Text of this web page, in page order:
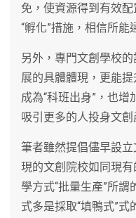
免，使資源得到有效
“孵化”措施，相信所能
另外，專門文創學校
展的具體體現，更能
成為“科班出身”，也
吸引更多的人投身文
筆者雖然提倡儘早設
現的文創院校如同現
學方式“批量生產”所
式多是採取“填鴨式”